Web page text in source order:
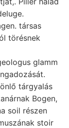
törésnek
glamm
tárgyalás
Bogen,
soil részen